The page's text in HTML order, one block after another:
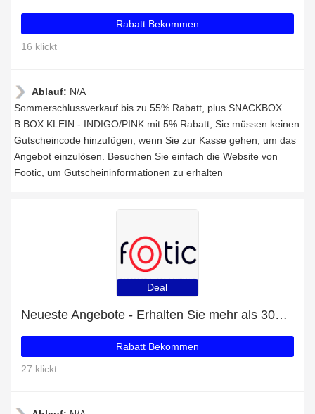
Rabatt Bekommen
16 klickt
Ablauf: N/A
Sommerschlussverkauf bis zu 55% Rabatt, plus SNACKBOX
B.BOX KLEIN - INDIGO/PINK mit 5% Rabatt, Sie müssen keinen
Gutscheincode hinzufügen, wenn Sie zur Kasse gehen, um das
Angebot einzulösen. Besuchen Sie einfach die Website von
Footic, um Gutscheininformationen zu erhalten
Deal
Neueste Angebote - Erhalten Sie mehr als 30% Rabatt auf Barfußschuhe für Kinder
Rabatt Bekommen
27 klickt